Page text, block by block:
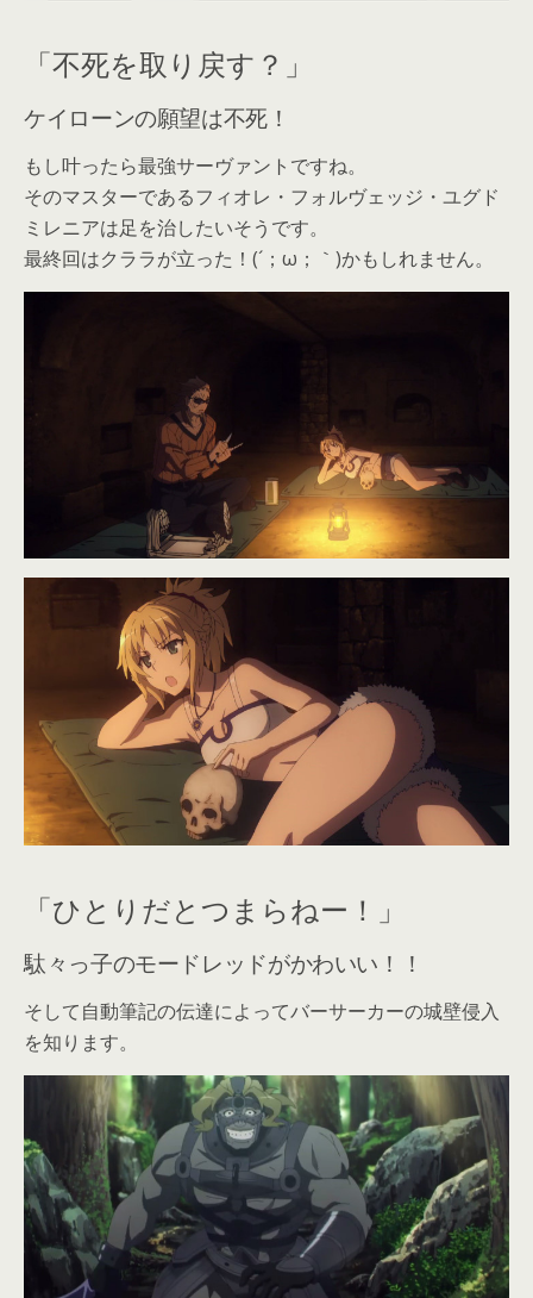
「不死を取り戻す？」
ケイローンの願望は不死！
もし叶ったら最強サーヴァントですね。
そのマスターであるフィオレ・フォルヴェッジ・ユグド
ミレニアは足を治したいそうです。
最終回はクララが立った！(´；ω；｀)かもしれません。
「ひとりだとつまらねー！」
駄々っ子のモードレッドがかわいい！！
そして自動筆記の伝達によってバーサーカーの城壁侵入
を知ります。